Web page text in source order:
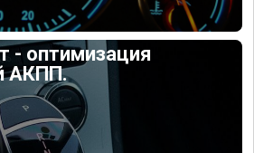
- оптимизация
АКПП.